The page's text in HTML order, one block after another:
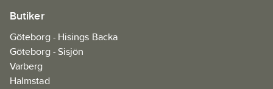
Butiker
Göteborg - Hisings Backa
Göteborg - Sisjön
Varberg
Halmstad